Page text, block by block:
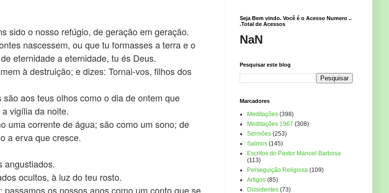
sido o nosso refúgio, de geração em geração.
nascessem, ou que tu formasses a terra e o
eternidade a eternidade, tu és Deus.
à destruição; e dizes: Tornai-vos, filhos dos
são aos teus olhos como o dia de ontem que
vigília da noite.
uma corrente de água; são como um sono; de
a erva que cresce.
angustiados.
ocultos, à luz do teu rosto.
os nossos anos como um conto que se
Seja Bem vindo. Você é o Acesso Numero ..
.Total de Acessos
NaN
Pesquisar este blog
Marcadores
Meditações (398)
Meditações 1967 (308)
Sermões (253)
Salmos (145)
Escritos do Pastor Manoel Barbosa
(113)
Perseguição Religiosa (109)
Artigos (85)
Dissidentes (73)